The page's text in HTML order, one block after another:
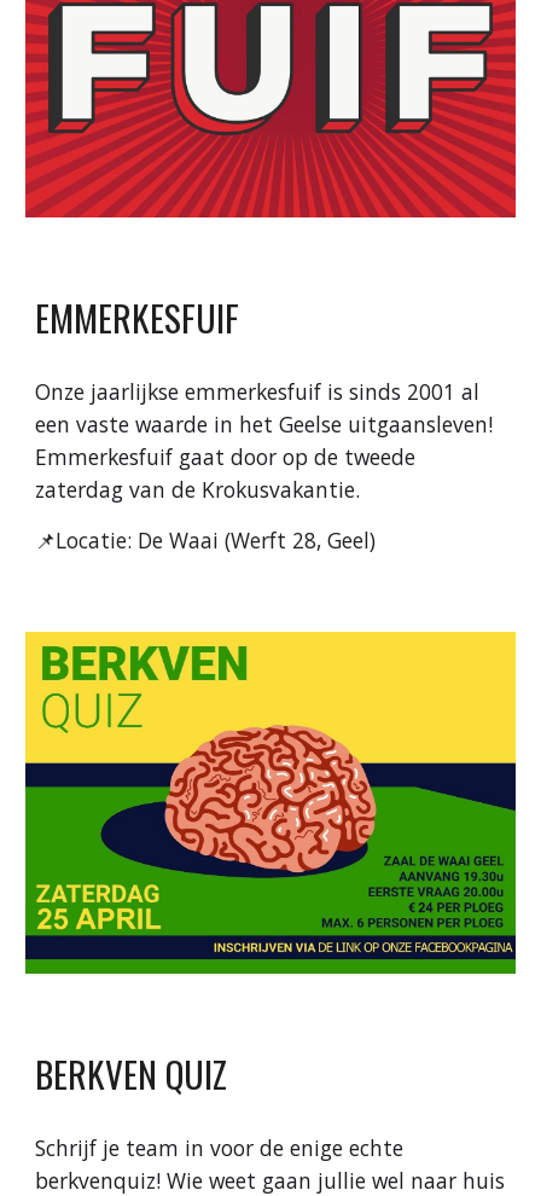
EMMERKESFUIF
Onze jaarlijkse emmerkesfuif is sinds 2001 al
een vaste waarde in het Geelse uitgaansleven!
Emmerkesfuif gaat door op de tweede
zaterdag van de Krokusvakantie.
📌Locatie: De Waai (Werft 28, Geel)
BERKVEN QUIZ
Schrijf je team in voor de enige echte
berkvenquiz! Wie weet gaan jullie wel naar huis